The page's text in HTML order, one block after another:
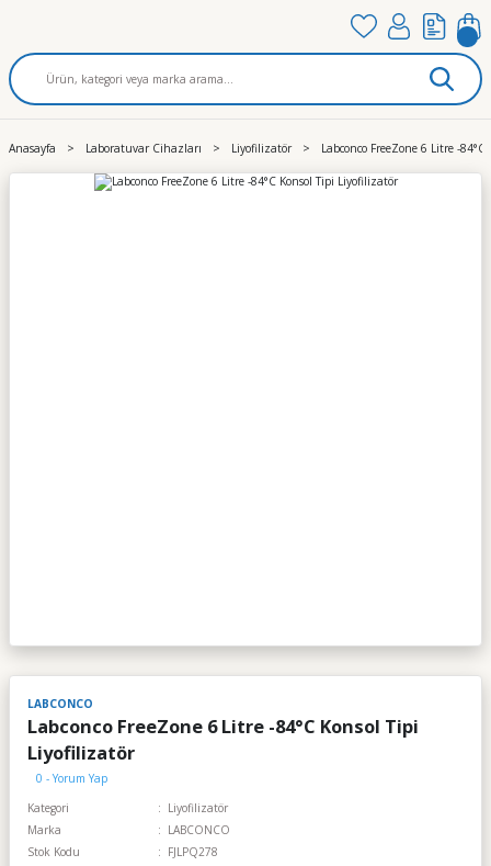
Anasayfa Laboratuvar Cihazları Liyofilizatör Labconco FreeZone 6 Litre -
LABCONCO
Labconco FreeZone 6 Litre -84°C Konsol Tipi
Liyofilizatör
0 - Yorum Yap
Kategori
Liyofilizatör
Marka
LABCONCO
Stok Kodu
FJLPQ278